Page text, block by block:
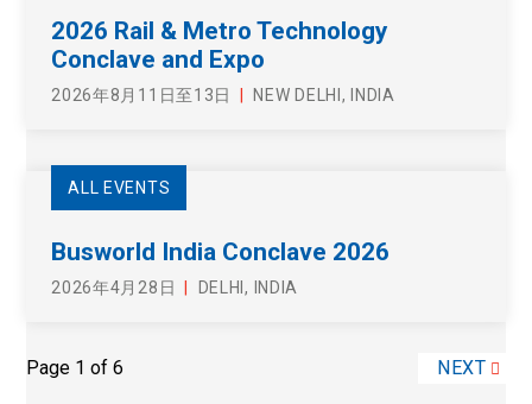
2026 Rail & Metro Technology
Conclave and Expo
2026年8月11日至13日 NEW DELHI, INDIA
ALL EVENTS
Busworld India Conclave 2026
2026年4月28日 DELHI, INDIA
Page 1 of 6 NEXT